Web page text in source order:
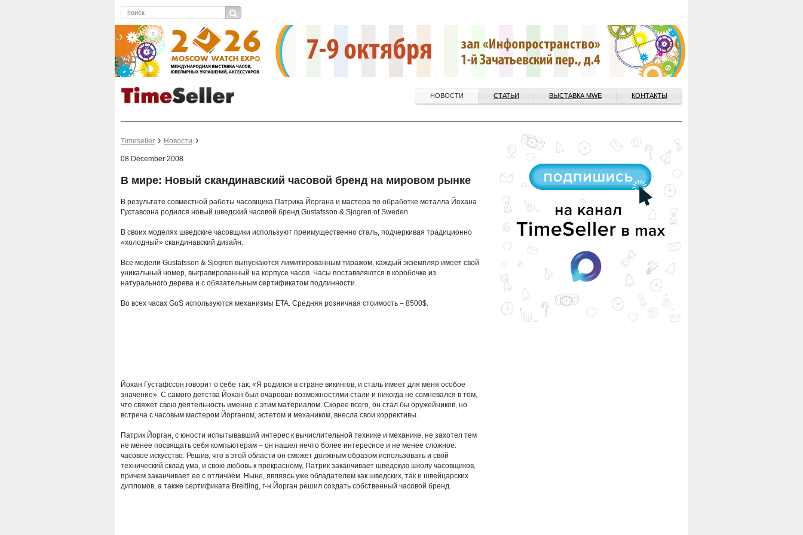
НОВОСТИ СТАТЬИ ВЫСТАВКА MWE КОНТАКТЫ
Timeseller Новости
08 December 2008
В мире: Новый скандинавский часовой бренд на мировом рынке
В результате совместной работы часовщика Патрика Йоргана и мастера по обработке металла Йохана
Густавсона родился новый шведский часовой бренд Gustafsson & Sjogren of Sweden.
В своих моделях шведские часовщики используют преимущественно сталь, подчеркивая традиционно
«холодный» скандинавский дизайн.
Все модели Gustafsson & Sjogren выпускаются лимитированным тиражом, каждый экземпляр имеет свой
уникальный номер, выгравированный на корпусе часов. Часы поставвляются в коробочке из
натурального дерева и с обязательным сертификатом подлинности.
Во всех часах GoS используются механизмы ETA. Средняя розничная стоимость – 8500$.
Йохан Густафссон говорит о себе так: «Я родился в стране викингов, и сталь имеет для меня особое
значение». С самого детства Йохан был очарован возможностями стали и никогда не сомневался в том,
что свяжет свою деятельность именно с этим материалом. Скорее всего, он стал бы оружейников, но
встреча с часовым мастером Йорганом, эстетом и механиком, внесла свои коррективы.
Патрик Йорган, с юности испытывавший интерес к вычислительной технике и механике, не захотел тем
не менее посвящать себя компьютерам – он нашел нечто более интересное и не менее сложное:
часовое искусство. Решив, что в этой области он сможет должным образом использовать и свой
технический склад ума, и свою любовь к прекрасному, Патрик заканчивает шведскую школу часовщиков,
причем заканчивает ее с отличием. Ныне, являясь уже обладателем как шведских, так и швейцарских
дипломов, а также сертификата Breitling, г-н Йорган решил создать собственный часовой бренд.